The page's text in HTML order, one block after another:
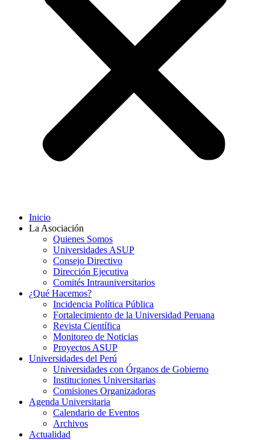
Inicio
La Asociación
Quienes Somos
Universidades ASUP
Consejo Directivo
Dirección Ejecutiva
Comités Intrauniversitarios
¿Qué Hacemos?
Incidencia Política Pública
Fortalecimiento de la Universidad Peruana
Revista Científica
Monitoreo de Noticias
Proyectos ASUP
Universidades del Perú
Universidades con Órganos de Gobierno
Instituciones Universitarias
Comisiones Organizadoras
Agenda Universitaria
Calendario de Eventos
Archivos
Actualidad